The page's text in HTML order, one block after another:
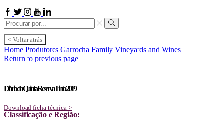
Facebook
TwitterInstagram
Youtube
Linkedin
Search
input
Search
< Voltar atrás
Home Produtores Garrocha Family Vineyards and Wines
Return to previous page
Diário da Quinta Reserva Tinto 2019
Download ficha técnica >
Classificação e Região: